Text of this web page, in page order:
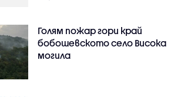
Голям пожар гори край
бобошевското село Висока
могила